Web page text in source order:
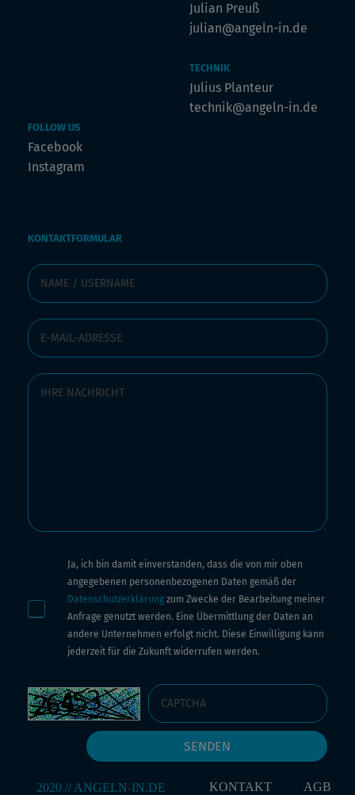
Julian Preuß
julian@angeln-in.de
TECHNIK
Julius Planteur
technik@angeln-in.de
FOLLOW US
Facebook
Instagram
KONTAKTFORMULAR
Ja, ich bin damit einverstanden, dass die von mir oben
angegebenen personenbezogenen Daten gemäß der
Datenschutzerklärung zum Zwecke der Bearbeitung meiner
Anfrage genutzt werden. Eine Übermittlung der Daten an
andere Unternehmen erfolgt nicht. Diese Einwilligung kann
jederzeit für die Zukunft widerrufen werden.
KONTAKT AGB